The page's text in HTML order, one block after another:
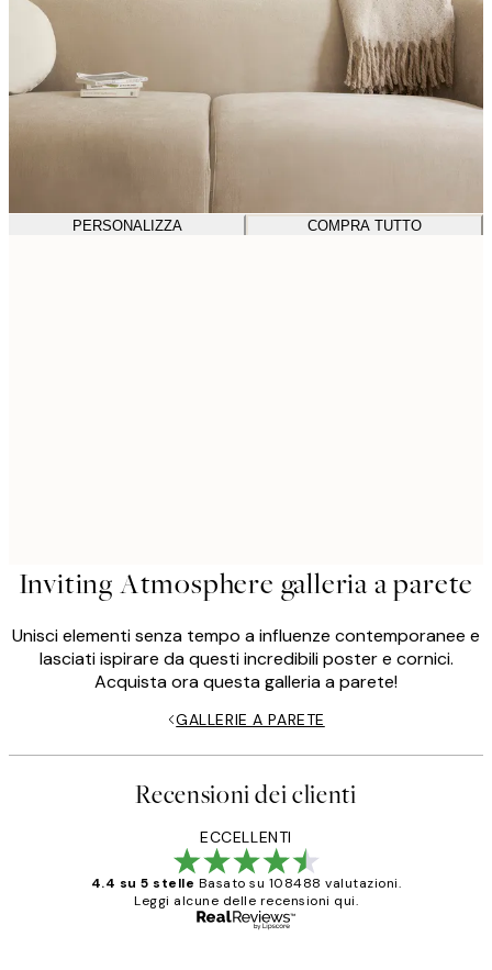
PERSONALIZZA COMPRA TUTTO
Inviting Atmosphere galleria a parete
Unisci elementi senza tempo a influenze contemporanee e
lasciati ispirare da questi incredibili poster e cornici.
Acquista ora questa galleria a parete!
GALLERIE A PARETE
Recensioni dei clienti
ECCELLENTI
4.4 su 5 stelle Basato su 108488 valutazioni.
Leggi alcune delle recensioni qui.